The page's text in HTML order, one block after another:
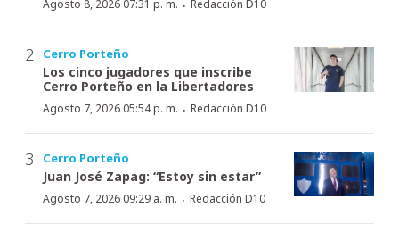
Agosto 8, 2026 07:31 p. m. · Redacción D10
Cerro Porteño
Los cinco jugadores que inscribe
Cerro Porteño en la Libertadores
Agosto 7, 2026 05:54 p. m. · Redacción D10
Cerro Porteño
Juan José Zapag: “Estoy sin estar”
Agosto 7, 2026 09:29 a. m. · Redacción D10